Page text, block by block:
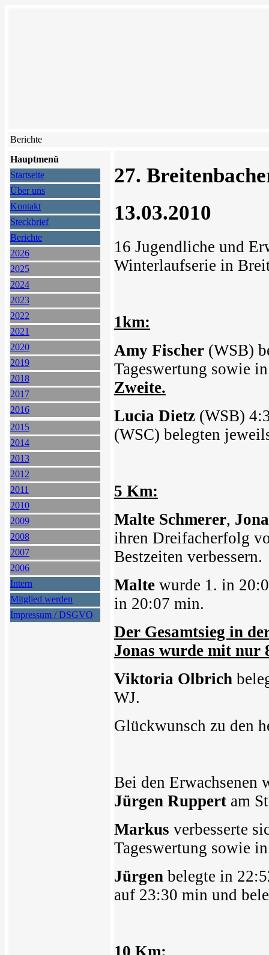
Berichte
Hauptmenü
Startseite
Über uns
Kontakt
Steckbrief
Berichte
2026
2025
2024
2023
2022
2021
2020
2019
2018
2017
2016
2015
2014
2013
2012
2011
2010
2009
2008
2007
2006
Intern
Mitglied werden
Impressum / DSGVO
27.
13.03.2010
16 Jugendliche und
Winterlaufserie in
1km:
Amy Fischer (WSB)
Tageswertung sowie
Zweite.
Lucia Dietz (WSB)
(WSC) belegten
5 Km:
Malte Schmerer,
ihren Dreifacherfolg
Bestzeiten verbessern.
Malte wurde 1. in
in 20:07 min.
Der Gesamtsieg in
Jonas wurde mit nur
Viktoria Olbrich
WJ.
Glückwunsch zu den
Bei den Erwachsenen
Jürgen Ruppert am
Markus verbesserte
Tageswertung sowie
Jürgen belegte in
auf 23:30 min und